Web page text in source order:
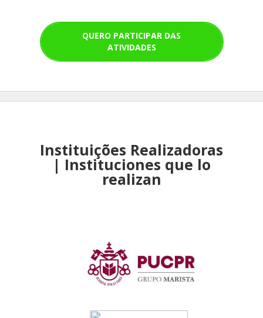
Video sobre el
evento:
https://youtu.be/nS2XKsqWp
QUERO PARTICIPAR DAS
ATIVIDADES
Instituições Realizadoras
| Instituciones que lo
realizan